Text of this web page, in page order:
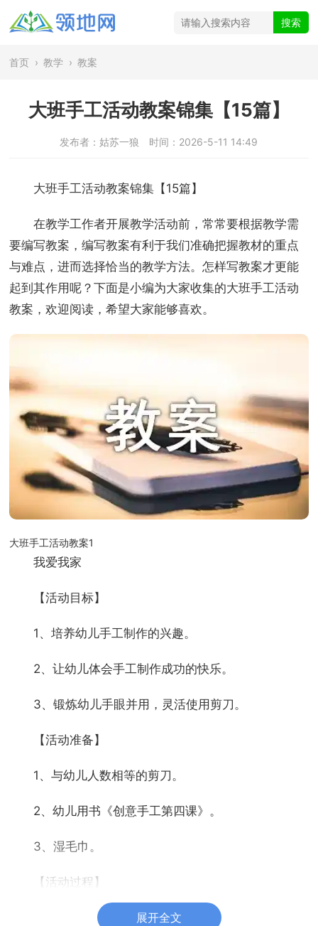
首页 › 教学 › 教案
大班手工活动教案锦集【15篇】
发布者：姑苏一狼 时间：2026-5-11 14:49
大班手工活动教案锦集【15篇】
在教学工作者开展教学活动前，常常要根据教学需
要编写教案，编写教案有利于我们准确把握教材的重点
与难点，进而选择恰当的教学方法。怎样写教案才更能
起到其作用呢？下面是小编为大家收集的大班手工活动
教案，欢迎阅读，希望大家能够喜欢。
大班手工活动教案1
我爱我家
【活动目标】
1、培养幼儿手工制作的兴趣。
2、让幼儿体会手工制作成功的快乐。
3、锻炼幼儿手眼并用，灵活使用剪刀。
【活动准备】
1、与幼儿人数相等的剪刀。
2、幼儿用书《创意手工第四课》。
3、湿毛巾。
【活动过程】
一、谈话导入活动 展开全文